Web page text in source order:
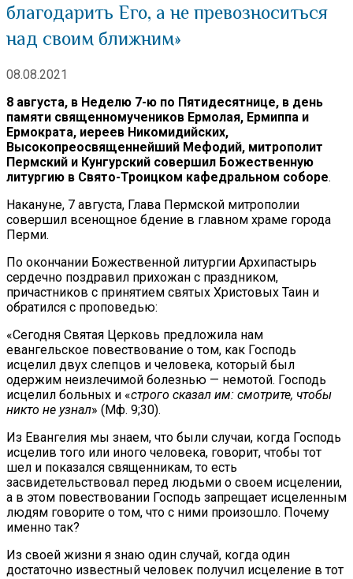
благодарить Его, а не превозноситься
над своим ближним»
08.08.2021
8 августа, в Неделю 7-ю по Пятидесятнице, в день
памяти священномучеников Ермолая, Ермиппа и
Ермократа, иереев Никомидийских,
Высокопреосвященнейший Мефодий, митрополит
Пермский и Кунгурский совершил Божественную
литургию в Свято-Троицком кафедральном соборе.
Накануне, 7 августа, Глава Пермской митрополии
совершил всенощное бдение в главном храме города
Перми.
По окончании Божественной литургии Архипастырь
сердечно поздравил прихожан с праздником,
причастников с принятием святых Христовых Таин и
обратился с проповедью:
«Сегодня Святая Церковь предложила нам
евангельское повествование о том, как Господь
исцелил двух слепцов и человека, который был
одержим неизлечимой болезнью — немотой. Господь
исцелил больных и «строго сказал им: смотрите, чтобы
никто не узнал» (Мф. 9;30).
Из Евангелия мы знаем, что были случаи, когда Господь
исцелив того или иного человека, говорит, чтобы тот
шел и показался священникам, то есть
засвидетельствовал перед людьми о своем исцелении,
а в этом повествовании Господь запрещает исцеленным
людям говорите о том, что с ними произошло. Почему
именно так?
Из своей жизни я знаю один случай, когда один
достаточно известный человек получил исцеление в тот